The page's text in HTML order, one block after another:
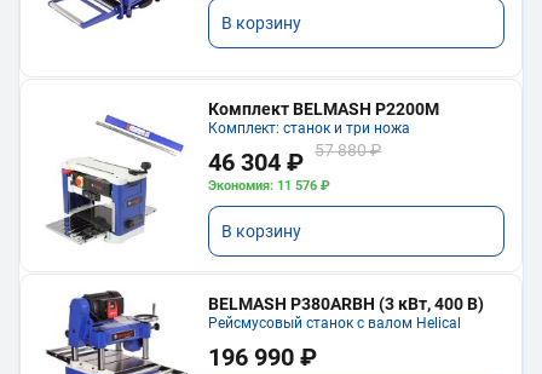
В корзину
Комплект BELMASH P2200M
Комплект: станок и три ножа
46 304 ₽ 57 880 ₽
Экономия: 11 576 ₽
В корзину
BELMASH P380ARBH (3 кВт, 400 В)
Рейсмусовый станок с валом Helical
196 990 ₽